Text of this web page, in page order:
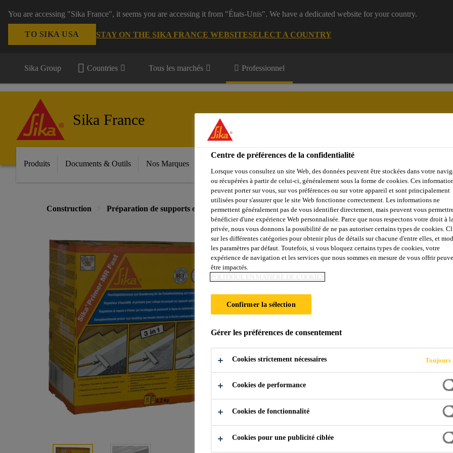
You are accessing "Sika France", it seems you are accessing it from "États-Unis". We have a dedicated website for your country.
TO SIKA USA STAY ON THE SIKA FRANCE WEBSITESELECT A COUNTRY
Sika Group Countries Tous les marchés Professionnel
Sika France
Produits Documents & Outils Nos Marques
Construction Préparation de supports et collage de revêtements Pose de parquet Sika® Primer MR Fast
Sika® Primer
PRIMAIRE ÉPOXY EN PHASE
Sika Primer MR Fast est un primaire époxy bi
Deux composants
Époxy en phase aqueuse, odeur faible
Teneurs réduites en composés organiques volatils
Centre de préférences de la confidentialité
Lorsque vous consultez un site Web, des données peuvent être stockées dans votre
ou récupérées à partir de celui-ci, généralement sous la forme de cookies. Ces
peuvent porter sur vous, sur vos préférences ou sur votre appareil et sont principalement
utilisées pour s'assurer que le site Web fonctionne correctement. Les informations ne
permettent généralement pas de vous identifier directement, mais peuvent vous
bénéficier d'une expérience Web personnalisée. Parce que nous respectons votre droit à
privée, nous vous donnons la possibilité de ne pas autoriser certains types de cookies.
sur les différentes catégories pour obtenir plus de détails sur chacune d'entre elles, et
les paramètres par défaut. Toutefois, si vous bloquez certains types de cookies, votre
expérience de navigation et les services que nous sommes en mesure de vous offrir
être impactés.
POLITIQUE EN MATIÈRE DE COOKIES
Confirmer la sélection
Gérer les préférences de consentement
Cookies strictement nécessaires Toujours
Cookies de performance
Cookies de fonctionnalité
Cookies pour une publicité ciblée